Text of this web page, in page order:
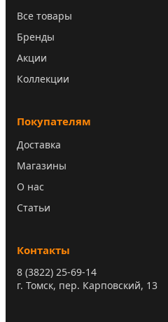
Все товары
Бренды
Акции
Коллекции
Покупателям
Доставка
Магазины
О нас
Статьи
Контакты
8 (3822) 25-69-14
г. Томск, пер. Карповский, 13